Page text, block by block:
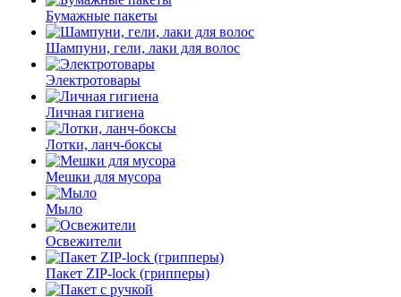
Бумажные пакеты
Шампуни, гели, лаки для волос
Электротовары
Личная гигиена
Лотки, ланч-боксы
Мешки для мусора
Мыло
Освежители
Пакет ZIP-lock (грипперы)